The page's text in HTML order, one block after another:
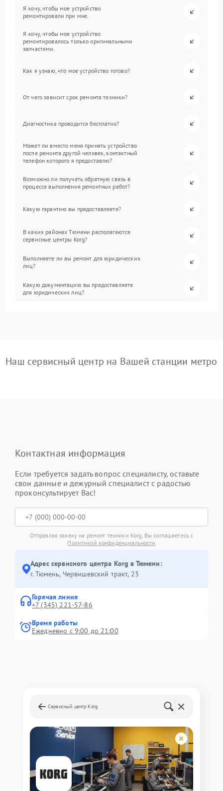
Я хочу, чтобы мое устройство
ремонтировали при мне.
Я хочу, чтобы мое устройство
ремонтировалось только оригинальными
запчастями.
Как я узнаю, что мое устройство готово?
От чего зависит срок ремонта техники?
Диагностика проводится бесплатно?
Может ли вместо меня принять устройство
после ремонта другой человек, контактный
телефон которого я предоставлю?
Возможно ли получать обратную связь в
процессе выполнения ремонтных работ?
Какую гарантию вы предоставляете?
В каких районах Тюмени располагаются
сервисные центры Korg?
Выполняете ли вы ремонт для юридических
лиц?
Какую документацию вы предоставляете
для юридических лиц?
Наш сервисный центр на Вашей станции метро
Контактная информация
Если требуется задать вопрос специалисту, оставьте
свои данные и дежурный специалист с радостью
проконсультирует Вас!
Отправляя заявку на ремонт техники Korg, Вы соглашаетесь с
Политикой конфиденциальности
Адрес сервисного центра Korg в Тюмени:
г. Тюмень, ​Червишевский тракт, 23
Горячая линия
+7 (345) 221-57-86
Время работы
Ежедневно с 9:00 до 21:00
Сервисный центр Korg